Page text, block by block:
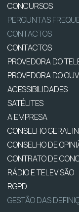
CONCURSOS
PERGUNTAS
CONTACTOS
CONTACTOS
PROVEDORA DO
PROVEDORA DO
ACESSIBILIDADES
SATÉLITES
A EMPRESA
CONSELHO GERAL
CONSELHO DE
CONTRATO DE
RÁDIO E TELEVISÃO
RGPD
GESTÃO DAS